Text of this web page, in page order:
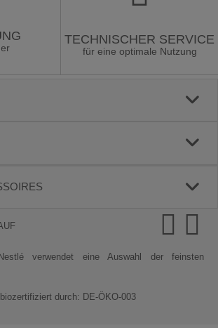
TECHNISCHER SERVICE
für eine optimale Nutzung
verwendet eine Auswahl der feinsten
durch: DE-ÖKO-003